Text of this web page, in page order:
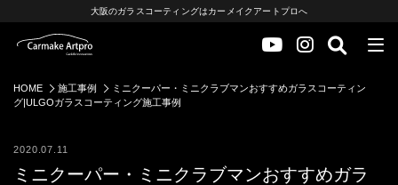
大阪のガラスコーティングはカーメイクアートプロへ
HOME 施工事例
ミニクーパー・ミニクラブマンおすすめガラスコーティン
グ|ULGOガラスコーティング施工事例
2020.07.11
ミニクーパー・ミニクラブマンおすすめガラ